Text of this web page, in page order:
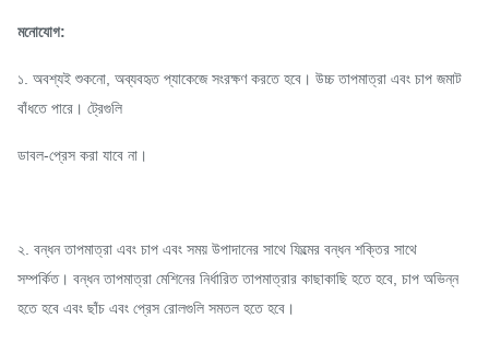
মনোযোগ:
১. অবশ্যই শুকনো, অব্যবহৃত প্যাকেজে সংরক্ষণ করতে হবে। উচ্চ তাপমাত্রা এবং চাপ জমাট
বাঁধতে পারে। ট্রেগুলি
ডাবল-প্রেস করা যাবে না।
২. বন্ধন তাপমাত্রা এবং চাপ এবং সময় উপাদানের সাথে ফিল্মের বন্ধন শক্তির সাথে
সম্পর্কিত। বন্ধন তাপমাত্রা মেশিনের নির্ধারিত তাপমাত্রার কাছাকাছি হতে হবে, চাপ অভিন্ন
হতে হবে এবং ছাঁচ এবং প্রেস রোলগুলি সমতল হতে হবে।